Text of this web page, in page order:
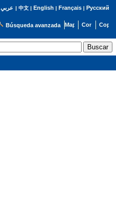
عربي | 中文| English | Français| Русский
Búsqueda avanzada